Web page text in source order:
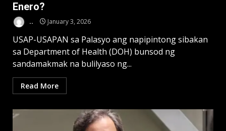
Enero?
.. January 3, 2026
USAP-USAPAN sa Palasyo ang napipintong sibakan
sa Department of Health (DOH) bunsod ng
sandamakmak na bulilyaso ng...
Read More